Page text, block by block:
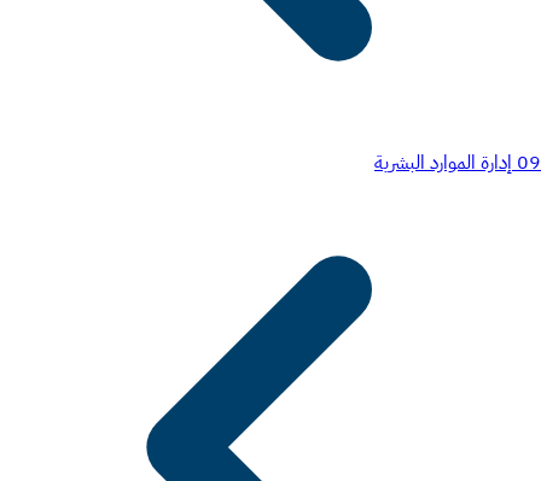
09 إدارة الموارد البشرية